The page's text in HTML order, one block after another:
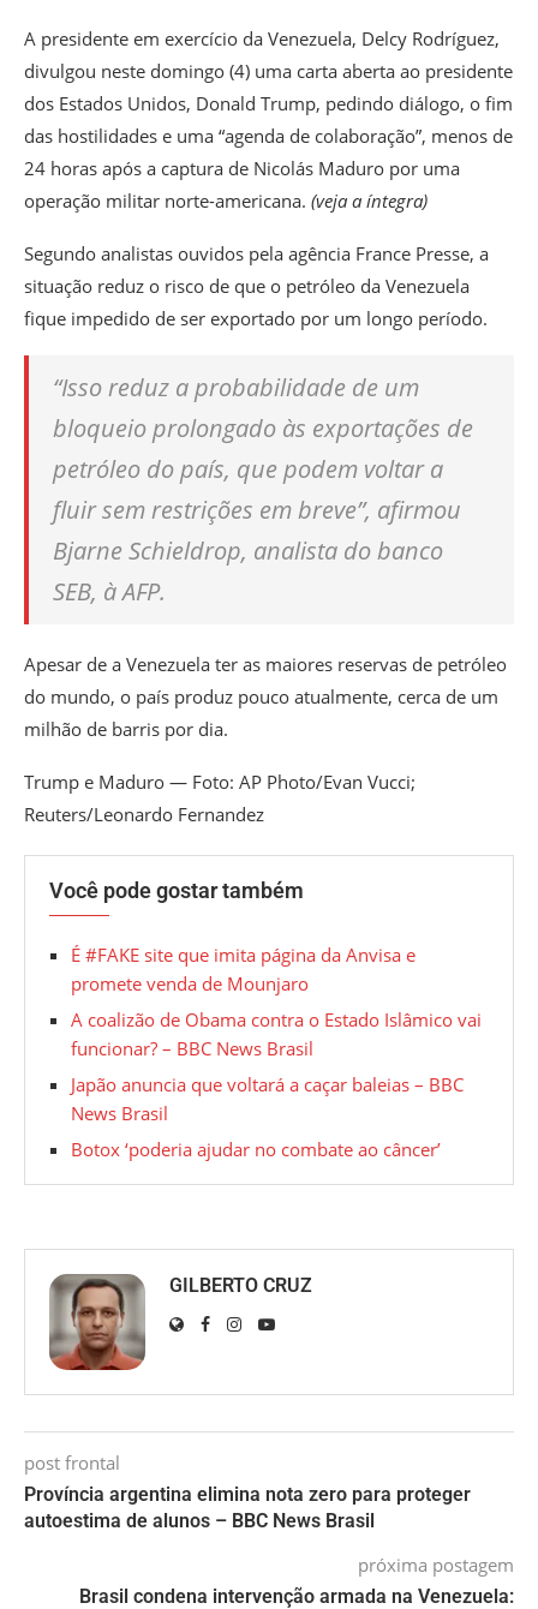
A presidente em exercício da Venezuela, Delcy Rodríguez,
divulgou neste domingo (4) uma carta aberta ao presidente
dos Estados Unidos, Donald Trump, pedindo diálogo, o fim
das hostilidades e uma “agenda de colaboração”, menos de
24 horas após a captura de Nicolás Maduro por uma
operação militar norte-americana. (veja a íntegra)
Segundo analistas ouvidos pela agência France Presse, a
situação reduz o risco de que o petróleo da Venezuela
fique impedido de ser exportado por um longo período.
“Isso reduz a probabilidade de um
bloqueio prolongado às exportações de
petróleo do país, que podem voltar a
fluir sem restrições em breve”, afirmou
Bjarne Schieldrop, analista do banco
SEB, à AFP.
Apesar de a Venezuela ter as maiores reservas de petróleo
do mundo, o país produz pouco atualmente, cerca de um
milhão de barris por dia.
Trump e Maduro — Foto: AP Photo/Evan Vucci;
Reuters/Leonardo Fernandez
Você pode gostar também
É #FAKE site que imita página da Anvisa e
promete venda de Mounjaro
A coalizão de Obama contra o Estado Islâmico vai
funcionar? – BBC News Brasil
Japão anuncia que voltará a caçar baleias – BBC
News Brasil
Botox ‘poderia ajudar no combate ao câncer’
GILBERTO CRUZ
post frontal
Província argentina elimina nota zero para proteger
autoestima de alunos – BBC News Brasil
próxima postagem
Brasil condena intervenção armada na Venezuela: